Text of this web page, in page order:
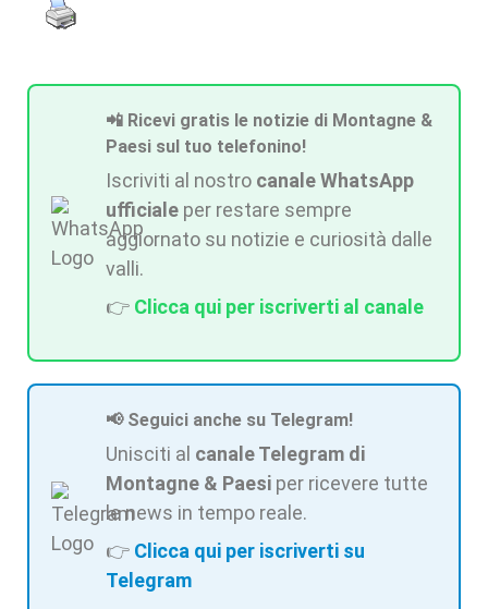
📲 Ricevi gratis le notizie di Montagne &
Paesi sul tuo telefonino!
Iscriviti al nostro canale WhatsApp
ufficiale per restare sempre
aggiornato su notizie e curiosità dalle
valli.
👉 Clicca qui per iscriverti al canale
📢 Seguici anche su Telegram!
Unisciti al canale Telegram di
Montagne & Paesi per ricevere tutte
le news in tempo reale.
👉 Clicca qui per iscriverti su
Telegram